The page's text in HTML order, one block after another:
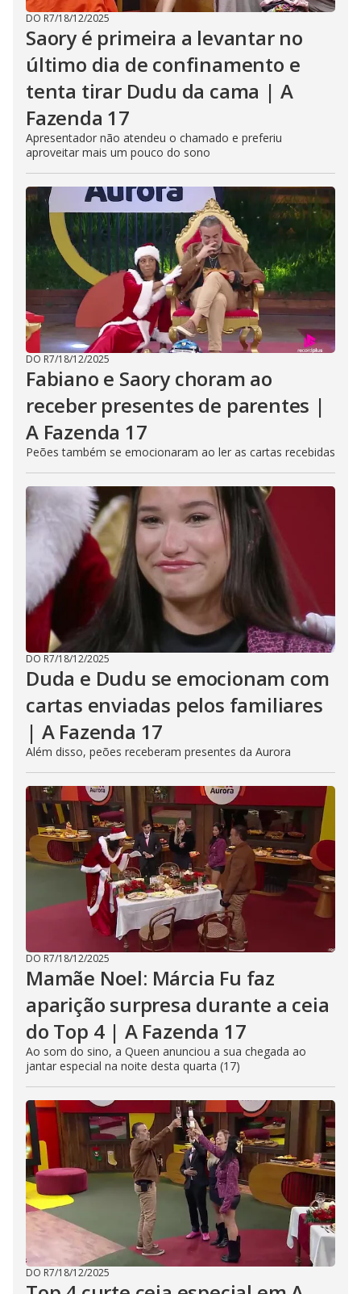
DO R7/18/12/2025
Saory é primeira a levantar no
último dia de confinamento e
tenta tirar Dudu da cama | A
Fazenda 17
Apresentador não atendeu o chamado e preferiu
aproveitar mais um pouco do sono
DO R7/18/12/2025
Fabiano e Saory choram ao
receber presentes de parentes |
A Fazenda 17
Peões também se emocionaram ao ler as cartas recebidas
DO R7/18/12/2025
Duda e Dudu se emocionam com
cartas enviadas pelos familiares
| A Fazenda 17
Além disso, peões receberam presentes da Aurora
DO R7/18/12/2025
Mamãe Noel: Márcia Fu faz
aparição surpresa durante a ceia
do Top 4 | A Fazenda 17
Ao som do sino, a Queen anunciou a sua chegada ao
jantar especial na noite desta quarta (17)
DO R7/18/12/2025